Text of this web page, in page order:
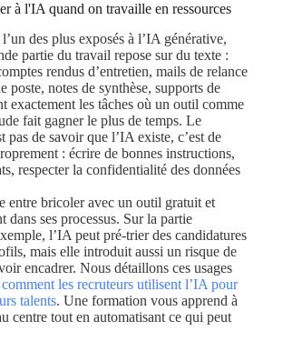
à l'IA quand on travaille en ressources
des plus exposés à l’IA générative,
partie du travail repose sur du texte :
rendus d’entretien, mails de relance
poste, notes de synthèse, supports de
exactement les tâches où un outil comme
fait gagner le plus de temps. Le
pas de savoir que l’IA existe, c’est de
: écrire de bonnes instructions,
respecter la confidentialité des données
entre bricoler avec un outil gratuit et
dans ses processus. Sur la partie
l’IA peut pré-trier des candidatures
mais elle introduit aussi un risque de
encadrer. Nous détaillons ces usages
comment les recruteurs utilisent l’IA pour
talents. Une formation vous apprend à
centre tout en automatisant ce qui peut